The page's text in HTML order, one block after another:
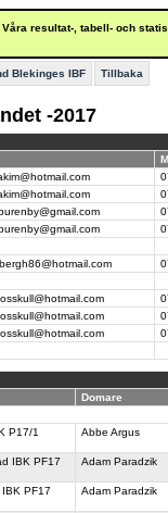
resultat-, tabell- och
Blekinges IBF Tillbaka
-2017
Domare
P17/1 Abbe Argus
IBK PF17 Adam Paradzik
PF17 Adam Paradzik